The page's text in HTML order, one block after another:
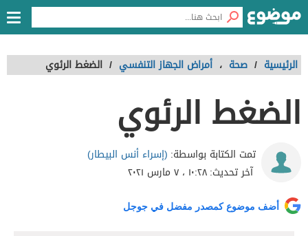
الرئيسية / صحة ، أمراض الجهاز التنفسي / الضغط الرئوي
الضغط الرئوي
تمت الكتابة بواسطة: (إسراء أنس البيطار)
آخر تحديث:١٠:٢٨ ، ٧ مارس ٢٠٢١
أضف موضوع كمصدر مفضل في جوجل